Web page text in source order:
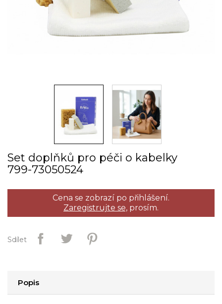
Set doplňků pro péči o kabelky
799­-73050524
Cena se zobrazí po přihlášení.
Zaregistrujte se, prosím.
Sdílet
Popis